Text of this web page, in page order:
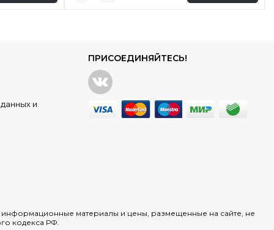
и
ПРИСОЕДИНЯЙТЕСЬ!
материалы и цены, размещенные на сайте, не
кодекса РФ.